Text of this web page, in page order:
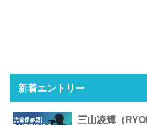
新着エントリー
三山凌輝（